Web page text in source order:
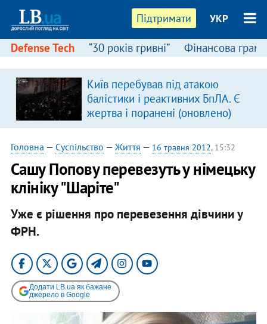
Підтримати УКР
Defense Tech “30 років гривні” Фінансова
Київ перебував під атакою
балістики і реактивних БпЛА. Є
жертва і поранені (оновлено)
Головна — Суспільство — Життя — 16 травня 2012, 15:32
Сашу Попову перевезуть у німецьку
клініку "Шаріте"
Уже є рішення про перевезення дівчини у
ФРН.
Додати LB.ua як бажане
джерело в Google